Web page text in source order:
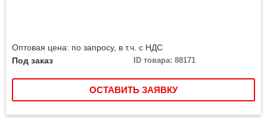
Оптовая цена: по запросу, в т.ч. с НДС
Под заказ
ID товара: 88171
ОСТАВИТЬ ЗАЯВКУ